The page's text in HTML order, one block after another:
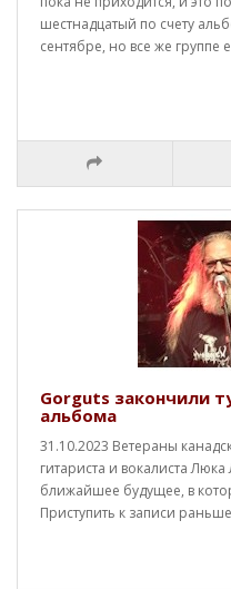
шестнадцатый по счету
сентябре, но все же группе
Gorguts закончили
альбома
31.10.2023 Ветераны
гитариста и вокалиста
ближайшее будущее, в
Приступить к записи